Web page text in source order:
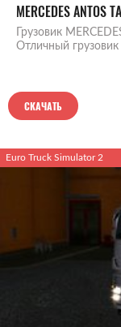
MERCEDES ANTOS
Грузовик
Отличный
СКАЧАТЬ
Euro Truck Simulator 2